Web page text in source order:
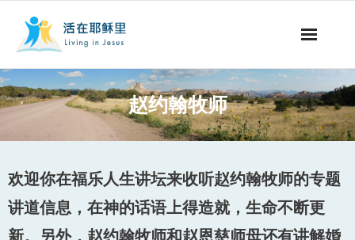
事工概要
永生之道
赵约翰牧师
欢迎你在福乐人生讲坛来收听赵约翰牧师的专题
讲道信息，在神的话语上得造就，生命不断更
新。另外，赵约翰牧师和赵恩慈师母还有讲解婚